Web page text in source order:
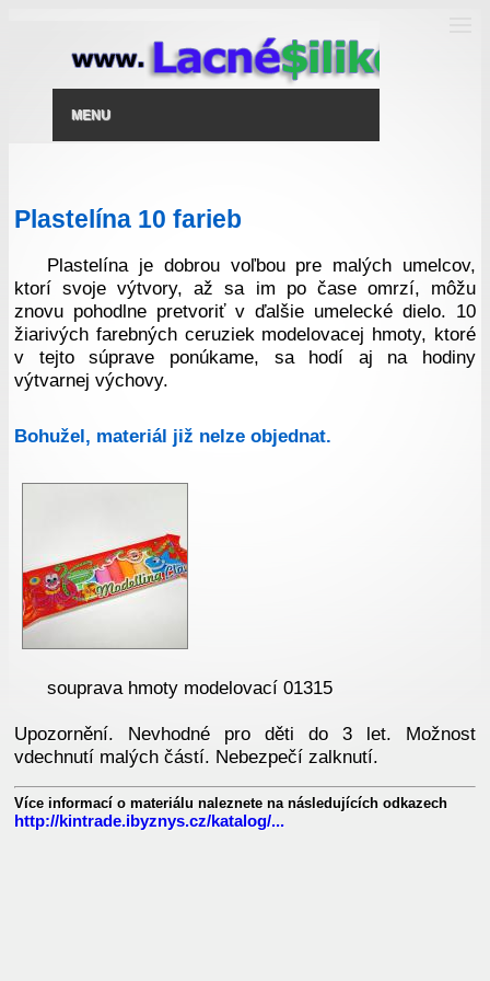
MENU
Plastelína 10 farieb
Plastelína je dobrou voľbou pre malých umelcov,
ktorí svoje výtvory, až sa im po čase omrzí, môžu
znovu pohodlne pretvoriť v ďalšie umelecké dielo. 10
žiarivých farebných ceruziek modelovacej hmoty, ktoré
v tejto súprave ponúkame, sa hodí aj na hodiny
výtvarnej výchovy.
Bohužel, materiál již nelze objednat.
souprava hmoty modelovací 01315
Upozornění. Nevhodné pro děti do 3 let. Možnost
vdechnutí malých částí. Nebezpečí zalknutí.
Více informací o materiálu naleznete na následujících odkazech
http://kintrade.ibyznys.cz/katalog/...